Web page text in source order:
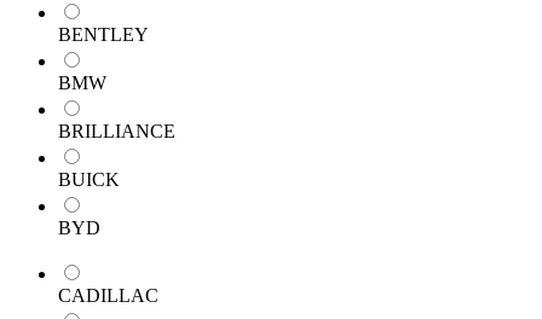
BENTLEY
BMW
BRILLIANCE
BUICK
BYD
CADILLAC